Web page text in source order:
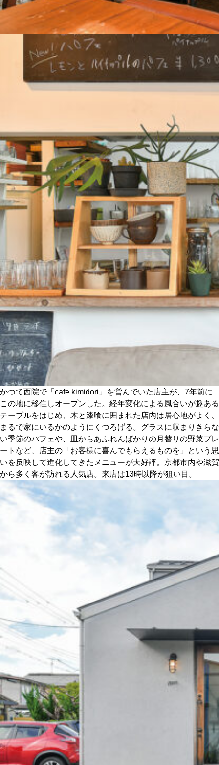
かつて西院で「cafe kimidori」を営んでいた店主が、7年前に
この地に移住しオープンした。経年変化による風合いが趣ある
テーブルをはじめ、木と漆喰に囲まれた店内は居心地がよく、
まるで家にいるかのようにくつろげる。グラスに収まりきらな
い季節のパフェや、皿からあふれんばかりの月替りの野菜プレ
ートなど、店主の「お客様に喜んでもらえるものを」という思
いを反映して進化してきたメニューが大好評。京都市内や滋賀
から多く客が訪れる人気店。来店は13時以降が狙い目。